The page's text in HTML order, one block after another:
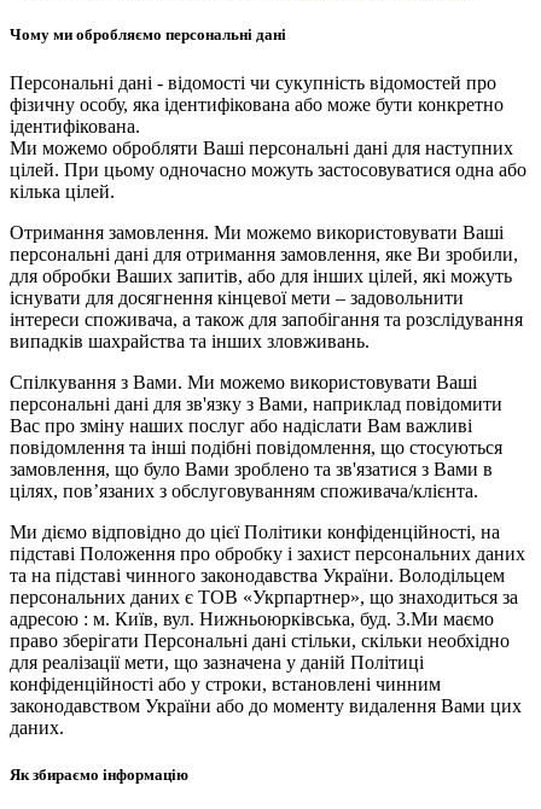
Чому ми обробляємо персональні дані
Персональні дані - відомості чи сукупність відомостей про
фізичну особу, яка ідентифікована або може бути конкретно
ідентифікована.
Ми можемо обробляти Ваші персональні дані для наступних
цілей. При цьому одночасно можуть застосовуватися одна або
кілька цілей.
Отримання замовлення. Ми можемо використовувати Ваші
персональні дані для отримання замовлення, яке Ви зробили,
для обробки Ваших запитів, або для інших цілей, які можуть
існувати для досягнення кінцевої мети – задовольнити
інтереси споживача, а також для запобігання та розслідування
випадків шахрайства та інших зловживань.
Спілкування з Вами. Ми можемо використовувати Ваші
персональні дані для зв'язку з Вами, наприклад повідомити
Вас про зміну наших послуг або надіслати Вам важливі
повідомлення та інші подібні повідомлення, що стосуються
замовлення, що було Вами зроблено та зв'язатися з Вами в
цілях, пов’язаних з обслуговуванням споживача/клієнта.
Ми діємо відповідно до цієї Політики конфіденційності, на
підставі Положення про обробку і захист персональних даних
та на підставі чинного законодавства України. Володільцем
персональних даних є ТОВ «Укрпартнер», що знаходиться за
адресою : м. Київ, вул. Нижньоюркiвська, буд. 3.Ми маємо
право зберігати Персональні дані стільки, скільки необхідно
для реалізації мети, що зазначена у даній Політиці
конфіденційності або у строки, встановлені чинним
законодавством України або до моменту видалення Вами цих
даних.
Як збираємо інформацію